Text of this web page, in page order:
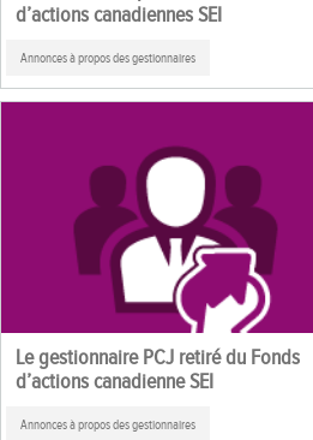
d’actions canadiennes SEI
Annonces à propos des gestionnaires
Le gestionnaire PCJ retiré du Fonds
d’actions canadienne SEI
Annonces à propos des gestionnaires